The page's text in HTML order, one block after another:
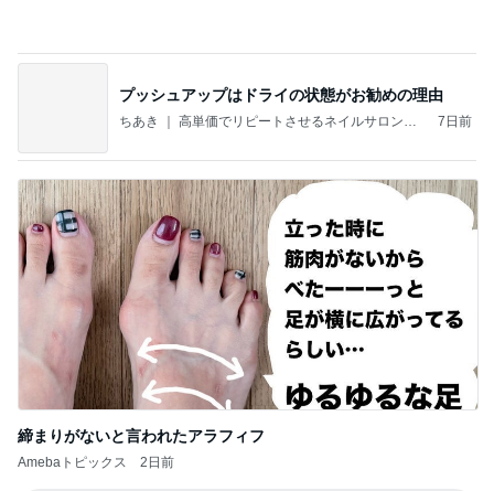
プッシュアップはドライの状態がお勧めの理由
ちあき ｜ 高単価でリピートさせるネイルサロンの
7日前
締まりがないと言われたアラフィフ
Amebaトピックス 2日前